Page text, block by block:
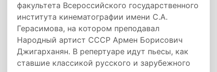
факультета Всероссийского государственного
института кинематографии имени С.А.
Герасимова, на котором преподавал
Народный артист СССР Армен Борисович
Джигарханян. В репертуаре идут пьесы, как
ставшие классикой русского и зарубежного